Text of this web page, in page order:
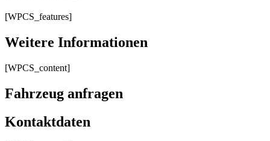
[WPCS_features]
Weitere Informationen
[WPCS_content]
Fahrzeug anfragen
Kontaktdaten